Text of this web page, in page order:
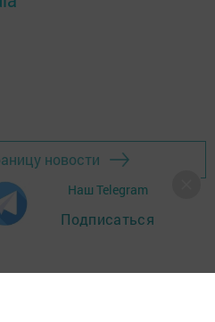
новости
Наш Telegram
Подписаться